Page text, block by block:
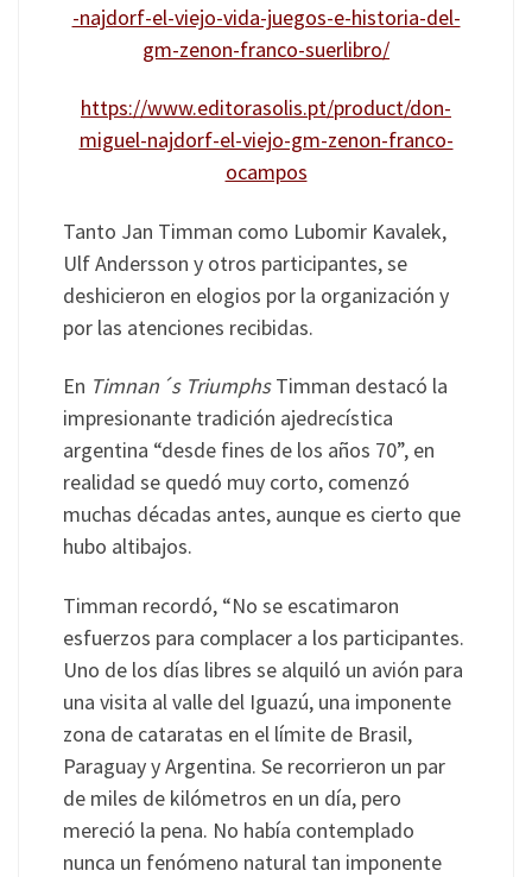
-najdorf-el-viejo-vida-juegos-e-historia-del-
gm-zenon-franco-suerlibro/
https://www.editorasolis.pt/product/don-
miguel-najdorf-el-viejo-gm-zenon-franco-
ocampos
Tanto Jan Timman como Lubomir Kavalek,
Ulf Andersson y otros participantes, se
deshicieron en elogios por la organización y
por las atenciones recibidas.
En Timnan´s TriumphsTimman destacó la
impresionante tradición ajedrecística
argentina “desde fines de los años 70”, en
realidad se quedó muy corto, comenzó
muchas décadas antes, aunque es cierto que
hubo altibajos.
Timman recordó, “No se escatimaron
esfuerzos para complacer a los participantes.
Uno de los días libres se alquiló un avión para
una visita al valle del Iguazú, una imponente
zona de cataratas en el límite de Brasil,
Paraguay y Argentina. Se recorrieron un par
de miles de kilómetros en un día, pero
mereció la pena. No había contemplado
nunca un fenómeno natural tan imponente